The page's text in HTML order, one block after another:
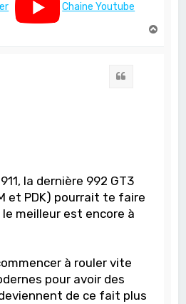
Chaine Youtube
la dernière 992 GT3
et PDK) pourrait te faire
meilleur est encore à
à rouler vite
pour avoir des
de ce fait plus